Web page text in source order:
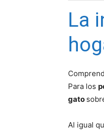
La
Para los
gato
Al igual